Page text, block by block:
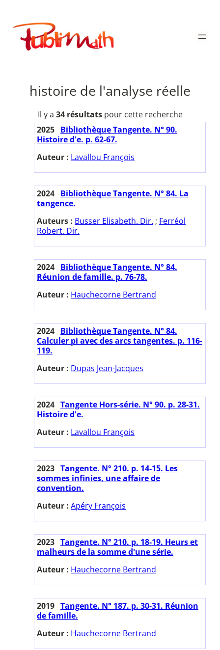
contenu
Publimath
histoire de l'analyse réelle
Il y a 34 résultatspour cette recherche
2025 Bibliothèque Tangente. N° 90.
Histoire d'e. p. 62-67.
Auteur : Lavallou François
2024 Bibliothèque Tangente. N° 84. La
tangence.
Auteurs : Busser Elisabeth. Dir. ; Ferréol
Robert. Dir.
2024 Bibliothèque Tangente. N° 84.
Réunion de famille. p. 76-78.
Auteur : Hauchecorne Bertrand
2024 Bibliothèque Tangente. N° 84.
Calculer pi avec des arcs tangentes. p. 116-
119.
Auteur : Dupas Jean-Jacques
2024 Tangente Hors-série. N° 90. p. 28-31.
Histoire d'e.
Auteur : Lavallou François
2023 Tangente. N° 210. p. 14-15. Les
sommes infinies, une affaire de
convention.
Auteur : Apéry François
2023 Tangente. N° 210. p. 18-19. Heurs et
malheurs de la somme d'une série.
Auteur : Hauchecorne Bertrand
2019 Tangente. N° 187. p. 30-31. Réunion
de famille.
Auteur : Hauchecorne Bertrand